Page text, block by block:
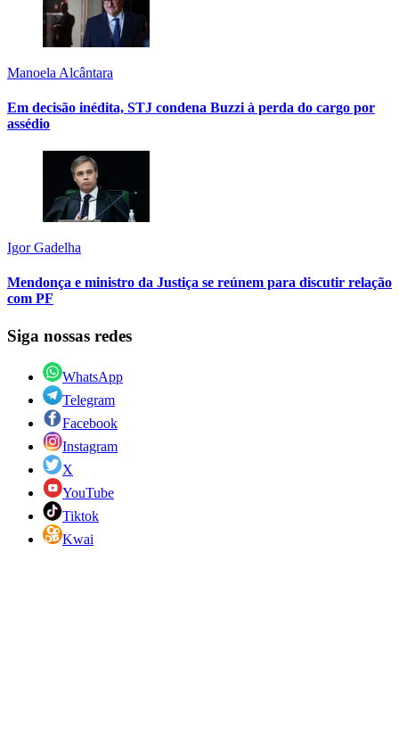
Manoela Alcântara
Em decisão inédita, STJ condena Buzzi à perda do cargo por
assédio
Igor Gadelha
Mendonça e ministro da Justiça se reúnem para discutir relação
com PF
Siga nossas redes
WhatsApp
Telegram
Facebook
Instagram
X
YouTube
Tiktok
Kwai